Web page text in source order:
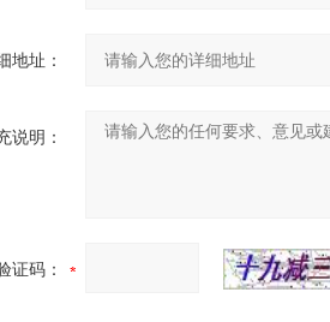
地址：
说明：
证码：